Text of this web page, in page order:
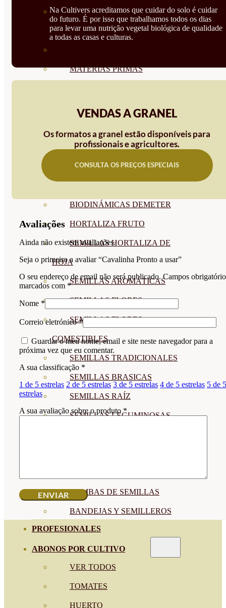
REGENERADORES DEL
SUELO
MATERIAS PRIMAS
PLANTAS
GROWPUNCH
SEMILLAS
BIODINÁMICAS DEMETER
HORTALIZA FRUTO
SEMILLAS HORTALIZA DE
HOJA
SEMILLAS AROMÁTICAS
SEMILLAS FLORES
SEMILLAS FLORES
COMESTIBLES
SEMILLAS TRADICIONALES
SEMILLAS BRASICAS
SEMILLAS RAÍZ
SEMILLAS LEGUMINOSAS
BOMBAS DE SEMILLAS
BANDEJAS Y SEMILLEROS
PROFESIONALES
ABONOS POR CULTIVO
VER TODOS
TOMATES
HUERTO
Na Cultivers acreditamos que cuidar do solo é cuidar
do futuro. É por isso que trabalhamos todos os dias
para levar uma nutrição vegetal biológica de qualidade
a todas as casas e culturas.
VENDAS A GRANEL
Os formatos a granel estão disponíveis para
profissionais e agricultores.
CONSULTA OS PREÇOS ESPECIAIS
Avaliações
Ainda não existem avaliações.
Seja o primeiro a avaliar “Cavalinha Pronto a usar”
O seu endereço de email não será publicado. Campos
marcados com *
Nome *
Correio eletrónico*
Guardar o meu nome, email e site neste navegador para a
próxima vez que eu comentar.
A sua classificação *
1 de 5 estrelas 2 de 5 estrelas 3 de 5 estrelas 4 de 5 estrelas 5 de 5
estrelas
A sua avaliação sobre o produto *